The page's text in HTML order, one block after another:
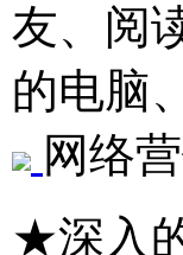
友、阅
的电脑
网络
★深入